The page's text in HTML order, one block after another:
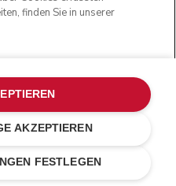
finden Sie in unserer
FESTLEGEN
AKZEPTIEREN